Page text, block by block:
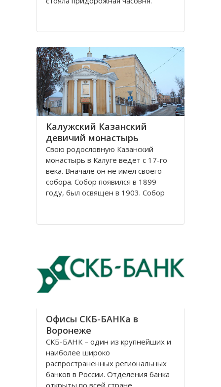
Калуге, увидел видение, что он
Животворящему Кресту в
неизвестной часовне. Позже он
узнал
Калужский Казанский
девичий монастырь
Свою родословную Казанский
монастырь в Калуге ведет с 17-го
века. Вначале он не имел своего
собора. Собор появился в 1899
году, был освящен в 1903. Собор
В нем было 3 престола, но
Офисы СКБ-БАНКа в
Воронеже
СКБ-БАНК – один из крупнейших и
наиболее широко
распространенных региональных
банков в России. Отделения банка
открыты по всей стране,